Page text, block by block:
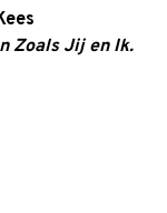
Zoals Jij en Ik.